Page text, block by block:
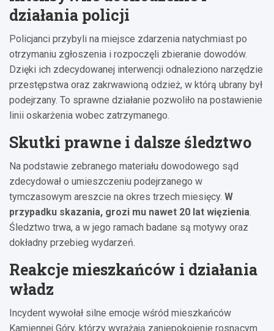
działania policji
Policjanci przybyli na miejsce zdarzenia natychmiast po
otrzymaniu zgłoszenia i rozpoczęli zbieranie dowodów.
Dzięki ich zdecydowanej interwencji odnaleziono narzędzie
przestępstwa oraz zakrwawioną odzież, w którą ubrany był
podejrzany. To sprawne działanie pozwoliło na postawienie
linii oskarżenia wobec zatrzymanego.
Skutki prawne i dalsze śledztwo
Na podstawie zebranego materiału dowodowego sąd
zdecydował o umieszczeniu podejrzanego w
tymczasowym areszcie na okres trzech miesięcy. W
przypadku skazania, grozi mu nawet 20 lat więzienia.
Śledztwo trwa, a w jego ramach badane są motywy oraz
dokładny przebieg wydarzeń.
Reakcje mieszkańców i działania
władz
Incydent wywołał silne emocje wśród mieszkańców
Kamiennej Góry, którzy wyrażają zaniepokojenie rosnącym